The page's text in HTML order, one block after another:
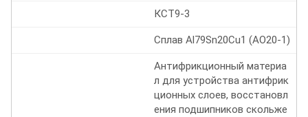
КСТ9-3
Сплав Al79Sn20Cu1 (АО20-1)
Антифрикционный материа
л для устройства антифрик
ционных слоев, восстановл
ения подшипников скольже